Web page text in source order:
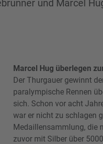
und Marcel
Marcel Hug überlegen
Der Thurgauer gewinnt
paralympische Rennen
sich. Schon vor acht
war er nicht zu schlagen
Medaillensammlung, die
zuvor mit Silber über